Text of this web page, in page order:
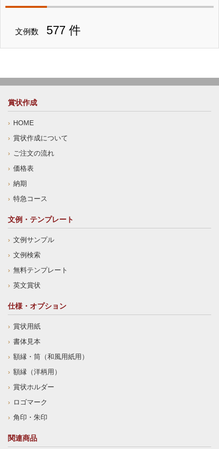
文例数 577 件
賞状作成
HOME
賞状作成について
ご注文の流れ
価格表
納期
特急コース
文例・テンプレート
文例サンプル
文例検索
無料テンプレート
英文賞状
仕様・オプション
賞状用紙
書体見本
額縁・筒（和風用紙用）
額縁（洋柄用）
賞状ホルダー
ロゴマーク
角印・朱印
関連商品